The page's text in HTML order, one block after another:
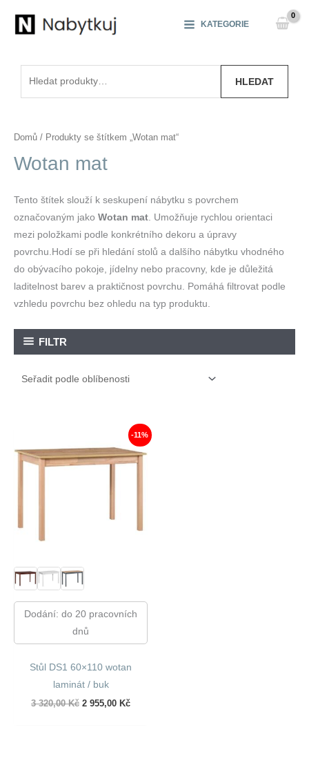
KATEGORIE
HLEDAT
Domů / Produkty se štítkem „Wotan mat“
Wotan mat
Tento štítek slouží k seskupení nábytku s povrchem
označovaným jako Wotan mat . Umožňuje rychlou orientaci
mezi položkami podle konkrétního dekoru a úpravy
povrchu.Hodí se při hledání stolů a dalšího nábytku vhodného
do obývacího pokoje, jídelny nebo pracovny, kde je důležitá
laditelnost barev a praktičnost povrchu. Pomáhá filtrovat podle
vzhledu povrchu bez ohledu na typ produktu.
FILTR
-11%
Dodání: do 20 pracovních
dnů
Stůl DS1 60×110 wotan
laminát / buk
3 320,00Kč Původní
2 955,00 KčAktuální